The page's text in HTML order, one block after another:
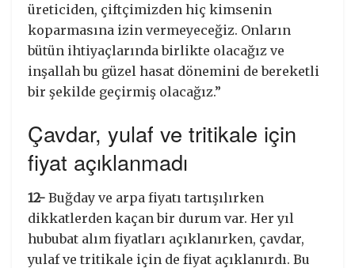
üreticiden, çiftçimizden hiç kimsenin
koparmasına izin vermeyeceğiz. Onların
bütün ihtiyaçlarında birlikte olacağız ve
inşallah bu güzel hasat dönemini de bereketli
bir şekilde geçirmiş olacağız.”
Çavdar, yulaf ve tritikale için
fiyat açıklanmadı
12- Buğday ve arpa fiyatı tartışılırken
dikkatlerden kaçan bir durum var. Her yıl
hububat alım fiyatları açıklanırken, çavdar,
yulaf ve tritikale için de fiyat açıklanırdı. Bu